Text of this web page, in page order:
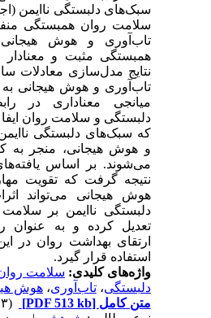
سبک‌های دلبستگی ناایمن
سلامت روان همبستگی منفی
تاب‌آوری و هوش هیجانی
همبستگی مثبت و معنادار
نتایج مدل‌سازی معادلات
تاب‌آوری و هوش هیجانی
میانجی معناداری در
دلبستگی و سلامت روان ایفا
که سبک‌های دلبستگی ناایمن
و هوش هیجانی، منجر به
می‌شوند. بر اساس
نتیجه گرفت که تقویت
هوش هیجانی می‌تواند
دلبستگی ناایمن بر سلامت
تعدیل کرده و به عنوان
ارتقای بهداشت روان در
استفاده قرار گیرد.
واژه‌های کلیدی:سلامت روان
دلبستگی،تاب‌آوری،هوش
متن کامل[PDF 513 kb]